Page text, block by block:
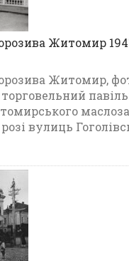
Житомир
Житомир,
торговельний
вулиць